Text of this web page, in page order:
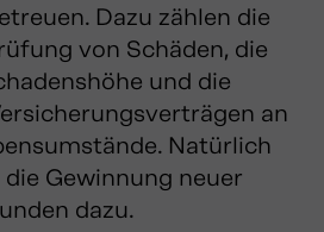
Dazu zählen die
von Schäden, die
und die
an
Natürlich
Gewinnung neuer
dazu.